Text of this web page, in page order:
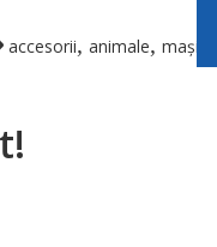
accesorii, animale, mașină